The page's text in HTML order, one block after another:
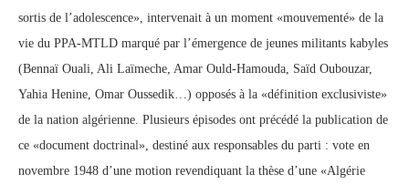
sortis de l’adolescence», intervenait à un moment «mouvementé» de la
vie du PPA-MTLD marqué par l’émergence de jeunes militants kabyles
(Bennaï Ouali, Ali Laïmeche, Amar Ould-Hamouda, Saïd Oubouzar,
Yahia Henine, Omar Oussedik…) opposés à la «définition exclusiviste»
de la nation algérienne. Plusieurs épisodes ont précédé la publication de
ce «document doctrinal», destiné aux responsables du parti : vote en
novembre 1948 d’une motion revendiquant la thèse d’une «Algérie